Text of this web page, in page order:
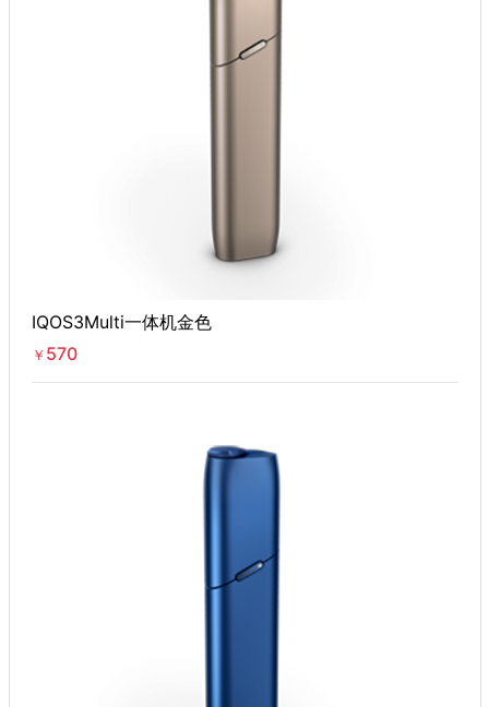
IQOS3Multi一体机金色
￥ 570